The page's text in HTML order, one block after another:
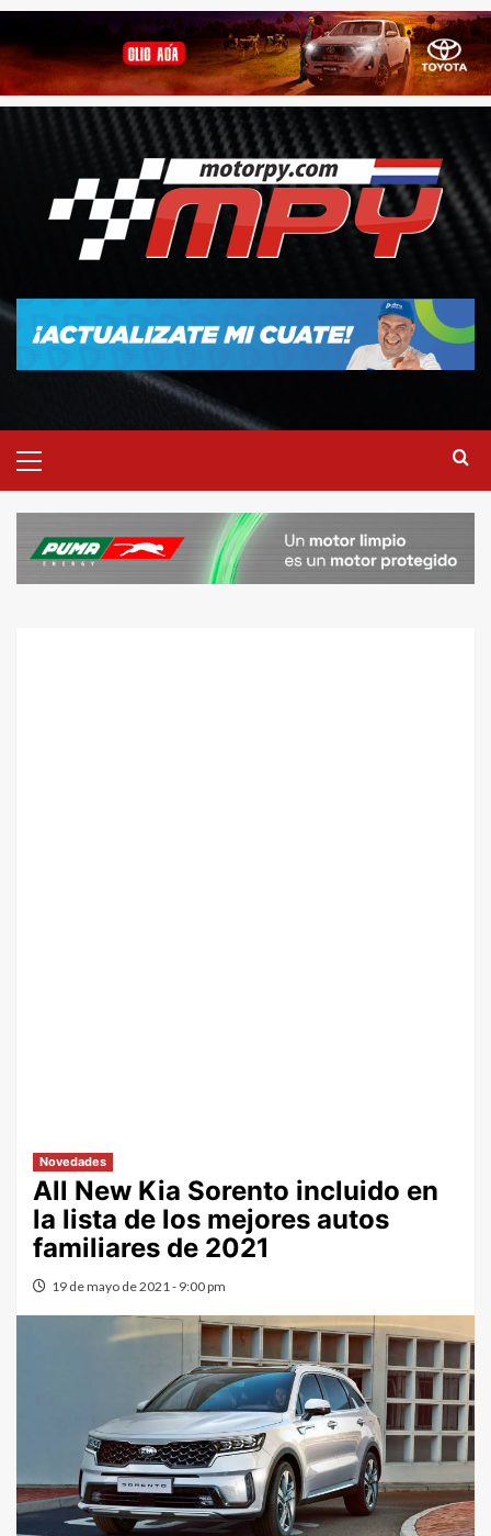
Novedades
All New Kia Sorento incluido en
la lista de los mejores autos
familiares de 2021
19 de mayo de 2021 - 9:00 pm